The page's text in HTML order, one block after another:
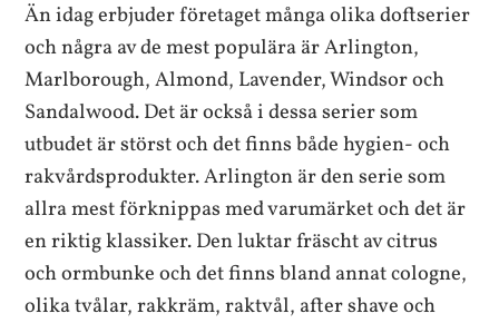
Än idag erbjuder företaget många olika doftserier
och några av de mest populära är Arlington,
Marlborough, Almond, Lavender, Windsor och
Sandalwood. Det är också i dessa serier som
utbudet är störst och det finns både hygien- och
rakvårdsprodukter. Arlington är den serie som
allra mest förknippas med varumärket och det är
en riktig klassiker. Den luktar fräscht av citrus
och ormbunke och det finns bland annat cologne,
olika tvålar, rakkräm, raktvål, after shave och